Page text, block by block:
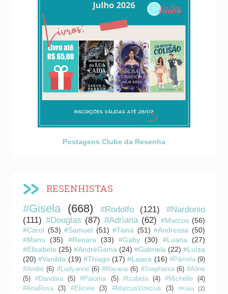
Postagens Clube da Resenha
RESENHISTAS
#Gisela (668) #Rodolfo (121)
#Nardonio
(111) #Douglas (87) #Adriana (62) #Marcos (56)
#Carol (53) #Samuel (51) #Tainá (51) #Andressa (50)
#Manu
(35) #Renara (33) #Gaby (30) #Luana
(27)
#Elisabete (25) #AndréGama (24) #Gabriela (22) #Luíza
(20) #Vanilda (19) #Thiago (17) #Laiara (16) #Pâmela (9)
#André (6) #Ludyanne (6) #Rayana (6) #Stephania (6) #Aline
(5)
#Dandára (5) #Paloma (5) #Izabela (4) #Michelle
(4)
#AnaRosa
(3) #Elizete (3) #MarcusVinícius (3) #Kátia
(2)